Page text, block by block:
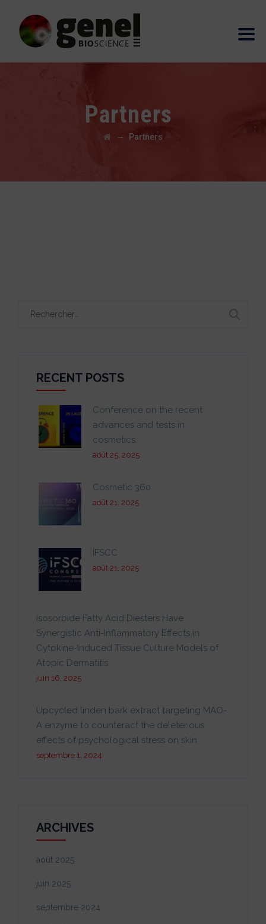
Partners
→ Partners
RECENT POSTS
Conference on the recent
advances and tests in
cosmetics.
août 25, 2025
Cosmetic 360
août 21, 2025
IFSCC
août 21, 2025
Isosorbide Fatty Acid Diesters Have
Synergistic Anti-Inflammatory Effects in
Cytokine-Induced Tissue Culture Models of
Atopic Dermatitis
juin 16, 2025
Upcycled linden bark extract targeting MAO-
A enzyme to counteract the deleterious
effects of psychological stress on skin
septembre 1, 2024
ARCHIVES
août 2025
juin 2025
septembre 2024